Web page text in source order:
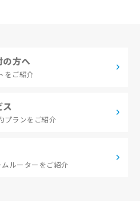
の方へ
をご紹介
ス
プランをご紹介
ムルーターをご紹介